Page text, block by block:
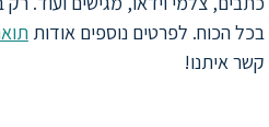
בכל הכוח. לפרטים נוספים אודות
קשר איתנו!